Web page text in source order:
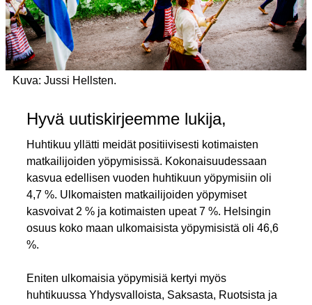
Kuva: Jussi Hellsten.
Hyvä uutiskirjeemme lukija,
Huhtikuu yllätti meidät positiivisesti kotimaisten
matkailijoiden yöpymisissä. Kokonaisuudessaan
kasvua edellisen vuoden huhtikuun yöpymisiin oli
4,7 %. Ulkomaisten matkailijoiden yöpymiset
kasvoivat 2 % ja kotimaisten upeat 7 %. Helsingin
osuus koko maan ulkomaisista yöpymisistä oli 46,6
%.
Eniten ulkomaisia yöpymisiä kertyi myös
huhtikuussa Yhdysvalloista, Saksasta, Ruotsista ja